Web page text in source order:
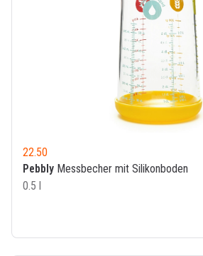
22.50
Pebbly Messbecher mit Silikonboden
0.5 l